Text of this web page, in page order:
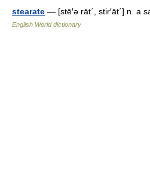
stearate — [stē′ə rāt΄, stir′āt΄] n. a
English World dictionary